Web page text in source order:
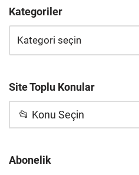
Kategoriler
Site Toplu Konular
📂 Konu Seçin
Abonelik